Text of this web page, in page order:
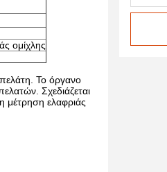
ομίχλης
πελάτη. Το όργανο
Σχεδιάζεται
μέτρηση ελαφριάς